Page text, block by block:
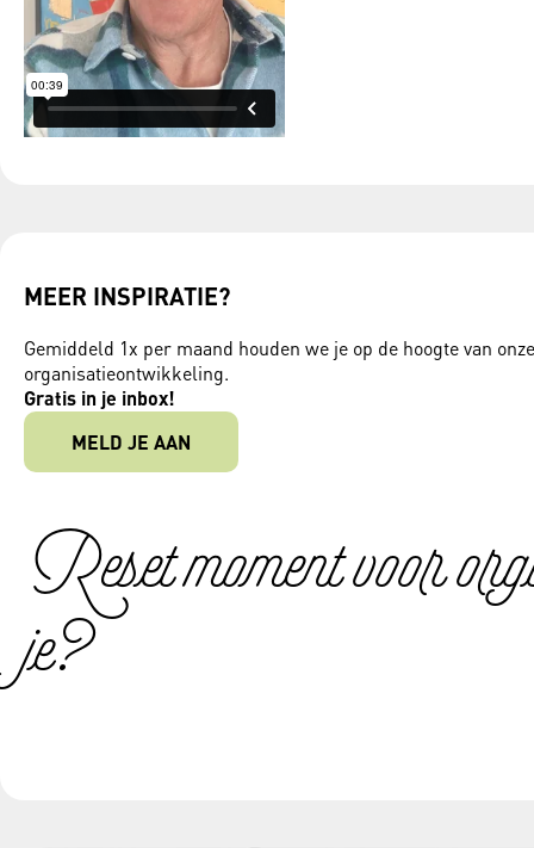
MEER INSPIRATIE?
Gemiddeld 1x per maand houden we je op de hoogte van
organisatieontwikkeling.
Gratis in je inbox!
MELD JE AAN
Reset moment voor
je?